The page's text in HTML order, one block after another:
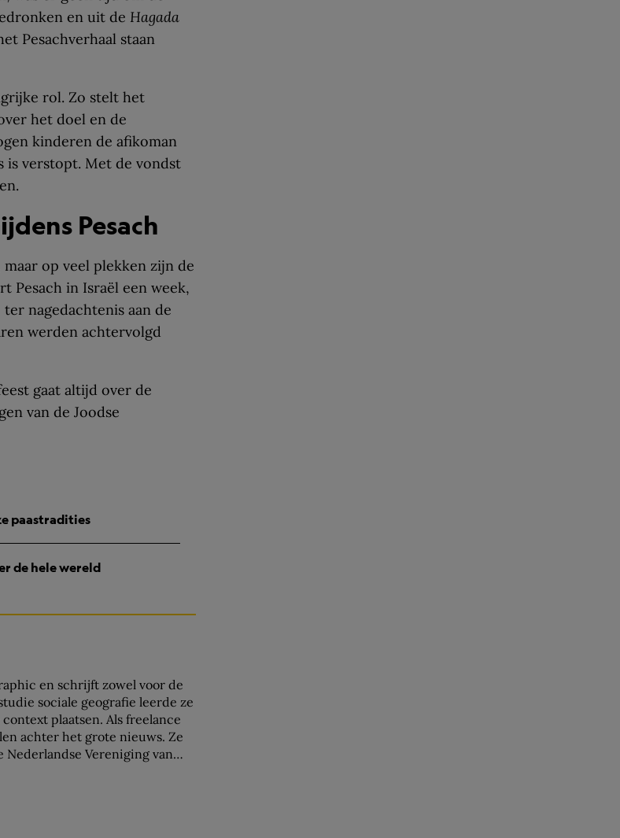
en uit de Hagada
Pesachverhaal staan
rol. Zo stelt het
het doel en de
kinderen de afikoman
is verstopt. Met de vondst
Pesach
op veel plekken zijn de
Pesach in Israël een week,
nagedachtenis aan de
werden achtervolgd
gaat altijd over de
van de Joodse
paastradities
de hele wereld
en schrijft zowel voor de
sociale geografie leerde ze
plaatsen. Als freelance
achter het grote nieuws. Ze
Nederlandse Vereniging van